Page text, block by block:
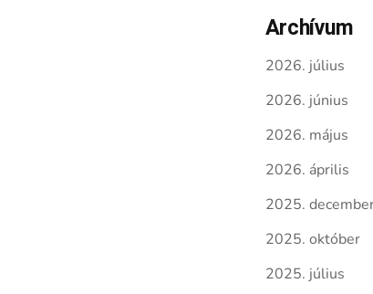
Archívum
2026. július
2026. június
2026. május
2026. április
2025.
2025. október
2025. július